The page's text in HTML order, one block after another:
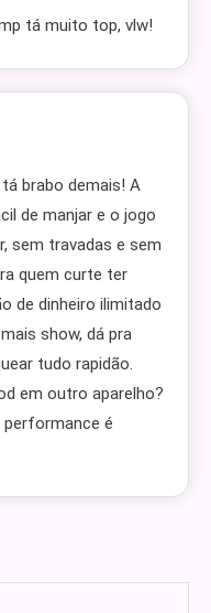
tá muito top, vlw!
brabo demais! A
de manjar e o jogo
sem travadas e sem
quem curte ter
de dinheiro ilimitado
show, dá pra
tudo rapidão.
em outro aparelho?
performance é